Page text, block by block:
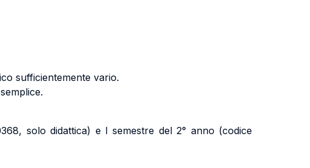
sufficientemente vario.
solo didattica) e I semestre del 2° anno (codice